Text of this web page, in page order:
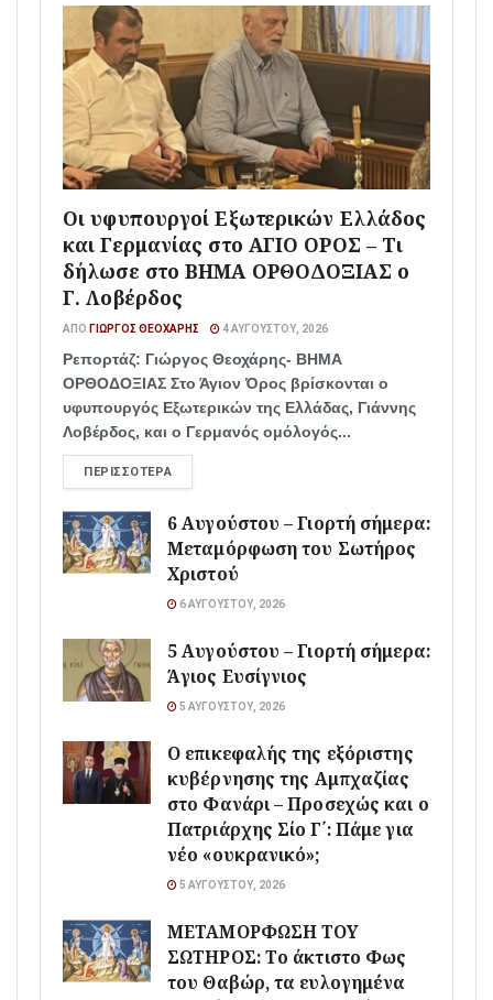
Οι υφυπουργοί Εξωτερικών Ελλάδος
και Γερμανίας στο ΑΓΙΟ ΟΡΟΣ – Τι
δήλωσε στο ΒΗΜΑ ΟΡΘΟΔΟΞΙΑΣ ο
Γ. Λοβέρδος
ΑΠΌ ΓΙΏΡΓΟΣ ΘΕΟΧΆΡΗΣ 4 ΑΥΓΟΎΣΤΟΥ, 2026
Ρεπορτάζ: Γιώργος Θεοχάρης- ΒΗΜΑ
ΟΡΘΟΔΟΞΙΑΣ Στο Άγιον Όρος βρίσκονται ο
υφυπουργός Εξωτερικών της Ελλάδας, Γιάννης
Λοβέρδος, και ο Γερμανός ομόλογός...
ΠΕΡΙΣΣΌΤΕΡΑ
6 Αυγούστου – Γιορτή σήμερα:
Μεταμόρφωση του Σωτήρος
Χριστού
6 ΑΥΓΟΎΣΤΟΥ, 2026
5 Αυγούστου – Γιορτή σήμερα:
Άγιος Ευσίγνιος
5 ΑΥΓΟΎΣΤΟΥ, 2026
Ο επικεφαλής της εξόριστης
κυβέρνησης της Αμπχαζίας
στο Φανάρι – Προσεχώς και ο
Πατριάρχης Σίο Γ΄: Πάμε για
νέο «ουκρανικό»;
5 ΑΥΓΟΎΣΤΟΥ, 2026
ΜΕΤΑΜΟΡΦΩΣΗ ΤΟΥ
ΣΩΤΗΡΟΣ: Το άκτιστο Φως
του Θαβώρ, τα ευλογημένα